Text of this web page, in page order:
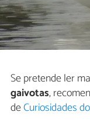
Se pretende ler
gaivotas,
deCuriosidades